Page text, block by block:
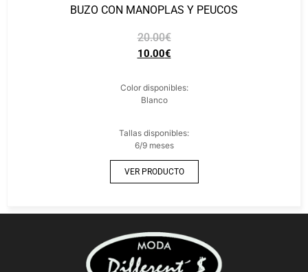
BUZO CON MANOPLAS Y PEUCOS
20.00€
10.00€
Color disponibles:
Blanco
Tallas disponibles:
6/9 meses
VER PRODUCTO